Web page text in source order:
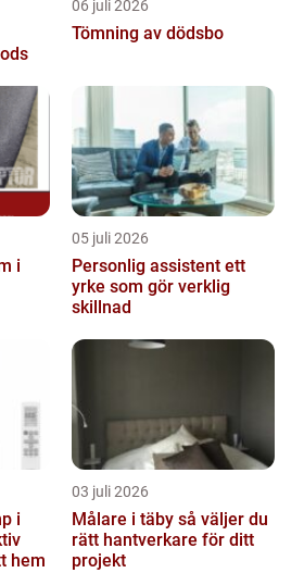
06 juli 2026
Tömning av dödsbo
i
05 juli 2026
Personlig assistent ett
yrke som gör verklig
skillnad
i
hem
03 juli 2026
Målare i täby så väljer du
rätt hantverkare för ditt
projekt